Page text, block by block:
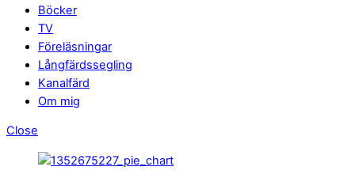
Böcker
TV
Föreläsningar
Långfärdssegling
Kanalfärd
Om mig
Close